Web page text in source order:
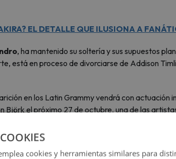
EL DETALLE QUE ILUSIONA A
, ha mantenido su soltería y sus supuestos
está en proceso de divorciarse de Addison
en los Latin Grammy vendrá con actuación
Björk el próximo 27 de octubre, una de las
y de haberse comprometido,
al anunciar que ya no estaban juntos.
cookies y herramientas similares para